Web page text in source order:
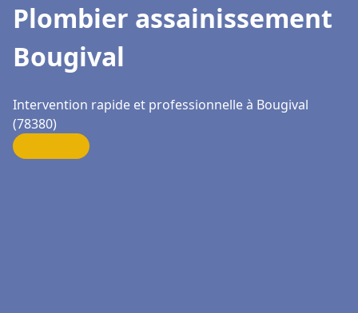
Plombier assainissement
Bougival
Intervention rapide et professionnelle à Bougival
(78380)